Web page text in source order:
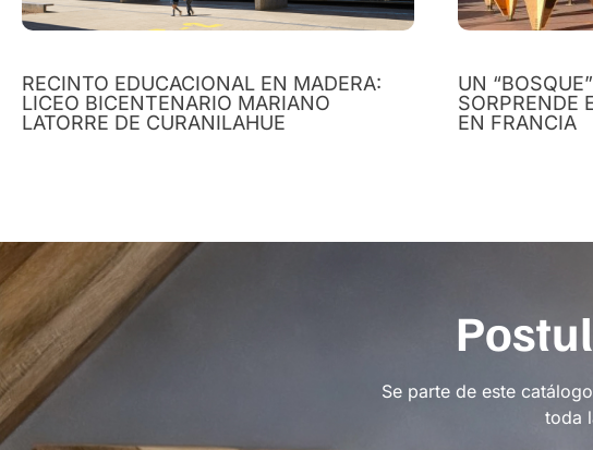
RECINTO EDUCACIONAL EN MADERA:
LICEO BICENTENARIO MARIANO
LATORRE DE CURANILAHUE
UN
SORPRENDE
EN FRANCIA
Se parte de este
toda